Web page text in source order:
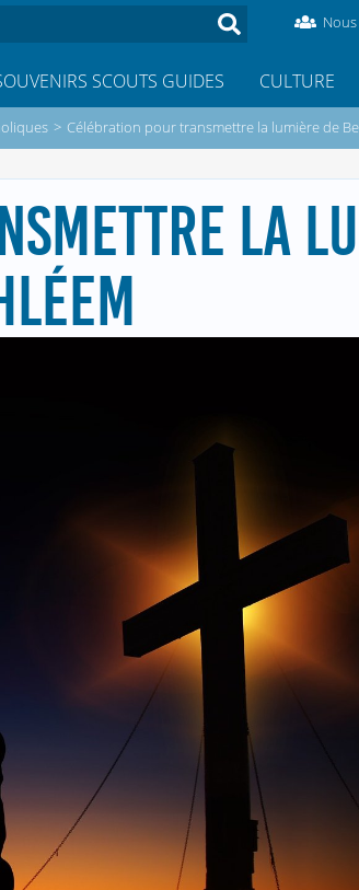
SCOUTS GUIDES CULTURE
> Célébration pour transmettre la lumière de
LA